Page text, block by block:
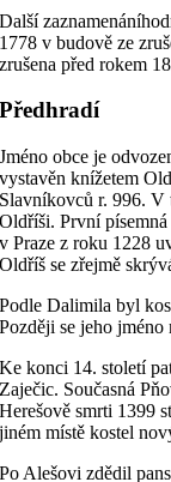
Další
1778 v budově ze
zrušena před rokem
Předhradí
Jméno obce je
vystavěn knížetem
Slavníkovců r. 996. V
Oldříši. První
v Praze z roku 1228
Oldříš se zřejmě
Podle Dalimila byl
Později se jeho
Ke konci 14. století
Zaječic. Současná
Herešově smrti 1399
jiném místě kostel
Po Alešovi zdědil